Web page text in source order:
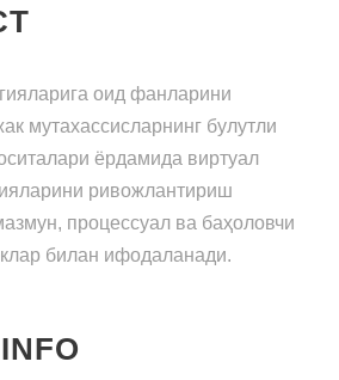
оид фанларини
мутахассисларнинг булутли
ёрдамида виртуал
ривожлантириш
процессуал ва баҳоловчи
билан ифодаланади.